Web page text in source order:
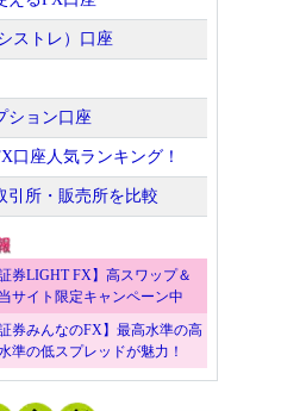
ストレ）口座
ション口座
口座人気ランキング！
引所・販売所を比較
券LIGHT FX】高スワップ＆
サイト限定キャンペーン中
券みんなのFX】最高水準の高
準の低スプレッドが魅力！